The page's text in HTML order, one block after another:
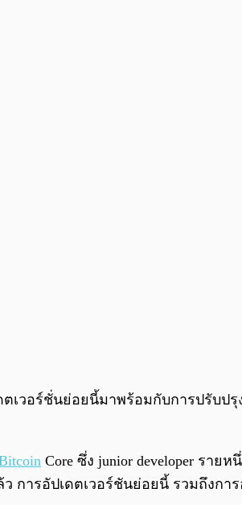
ตเวอร์ชั่นย่อยนี้มาพร้อมกับการปรับป
Core ซึ่ง junior developer รายห
การอัปเดตเวอร์ชันย่อยนี้ รวมถึงกา